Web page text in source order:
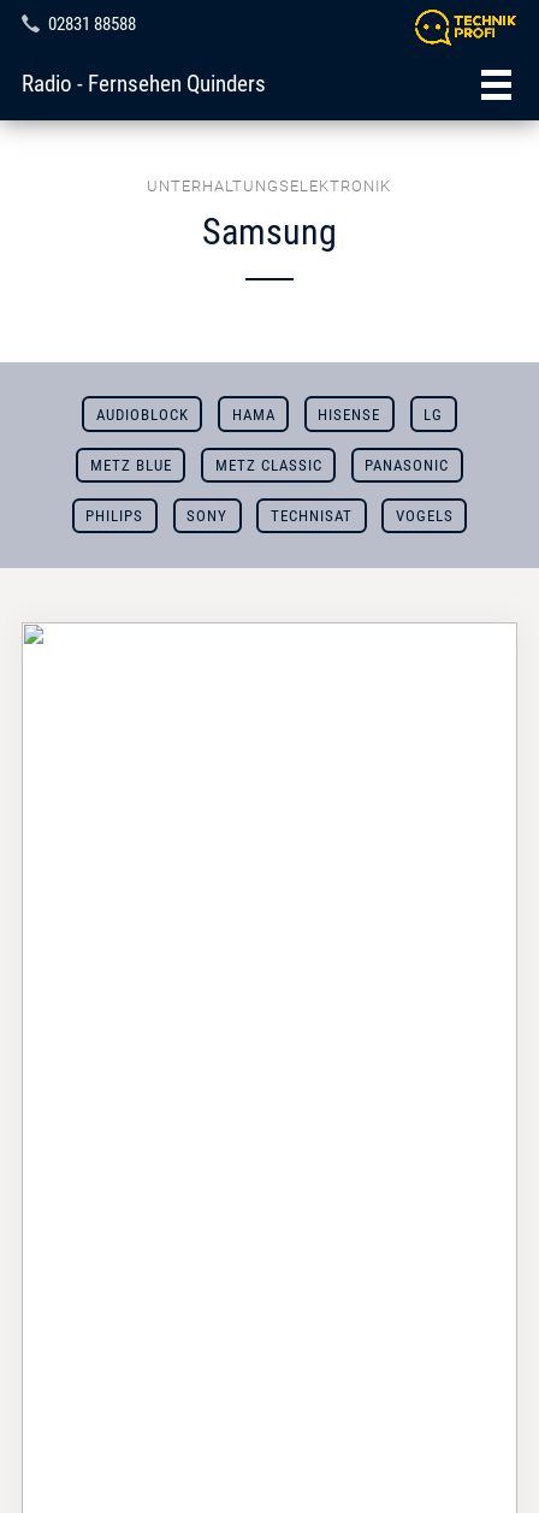
02831 88588
Radio - Fernsehen Quinders
UNTERHALTUNGSELEKTRONIK
Samsung
AUDIOBLOCK HAMA HISENSE LG
METZ BLUE METZ CLASSIC PANASONIC
PHILIPS SONY TECHNISAT VOGELS